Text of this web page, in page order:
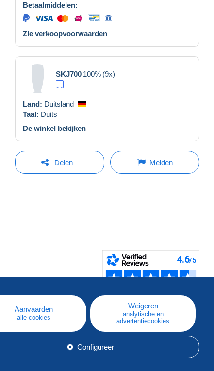
Betaalmiddelen:
Zie verkoopvoorwaarden
SKJ700 100% (9x)
Land: Duitsland
Taal: Duits
De winkel bekijken
Delen Melden
Aanvaarden
alle cookies
Weigeren
analytische en
advertentiecookies
Configureer